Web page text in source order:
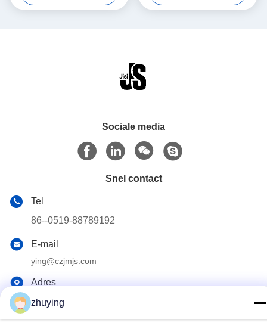
2cm
Sociale media
Snel contact
Tel
86--0519-88789192
E-mail
ying@czjmjs.com
Adres
DE HANDELSvierkant VAN NO.10-930
JIAHONGSHENGSHI, ZHONGLOU-DE PROVINCIE VAN DE
DISTRICTSchangzhou STAD JIANGSU
zhuying